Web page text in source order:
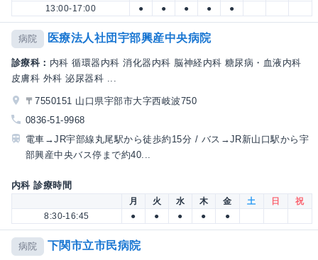
13:00-17:00
● ● ● ● ●
病院 医療法人社団宇部興産中央病院
診療科： 内科 循環器内科 消化器内科 脳神経内科 糖尿病・血液内科
皮膚科 外科 泌尿器科 ...
〒7550151 山口県宇部市大字西岐波750
0836-51-9968
電車→JR宇部線丸尾駅から徒歩約15分 / バス→JR新山口駅から宇
部興産中央バス停まで約40...
内科 診療時間
月 火 水 木 金 土 日
祝
8:30-16:45
● ● ● ● ●
病院 下関市立市民病院